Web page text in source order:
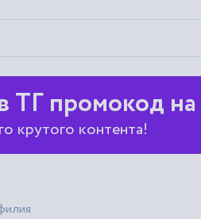
ТГ промокод на
крутого контента!